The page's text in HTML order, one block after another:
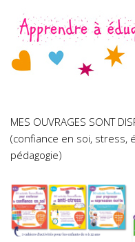
MES OUVRAGES SONT
(confiance en soi, stress,
pédagogie)